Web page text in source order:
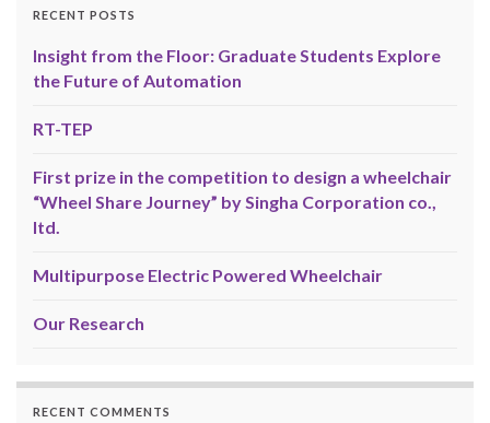
RECENT POSTS
Insight from the Floor: Graduate Students Explore
the Future of Automation
RT-TEP
First prize in the competition to design a wheelchair
“Wheel Share Journey” by Singha Corporation co.,
ltd.
Multipurpose Electric Powered Wheelchair
Our Research
RECENT COMMENTS